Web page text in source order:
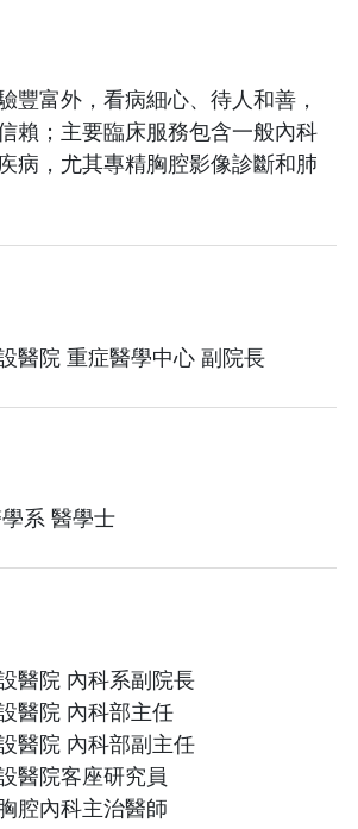
豐富外，看病細心、待人和善，
賴；主要臨床服務包含一般內科
病，尤其專精胸腔影像診斷和肺
醫院 重症醫學中心 副院長
系 醫學士
醫院 內科系副院長
醫院 內科部主任
醫院 內科部副主任
醫院客座研究員
腔內科主治醫師